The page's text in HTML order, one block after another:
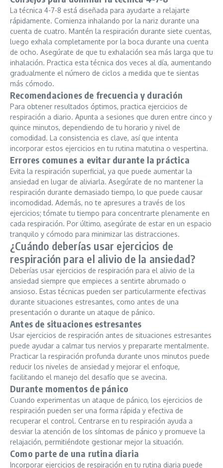
La técnica 4-7-8 está diseñada para ayudarte a relajarte
rápidamente. Comienza inhalando por la nariz durante una
cuenta de cuatro. Mantén la respiración durante siete cuentas,
luego exhala completamente por la boca durante una cuenta
de ocho. Asegúrate de que tu exhalación sea más larga que tu
inhalación. Practica esta técnica dos veces al día, aumentando
gradualmente el número de ciclos a medida que te sientas
más cómodo.
Recomendaciones de frecuencia y duración
Para obtener resultados óptimos, practica ejercicios de
respiración a diario. Apunta a sesiones que duren entre cinco y
quince minutos, dependiendo de tu horario y nivel de
comodidad. La consistencia es clave, así que intenta
incorporar estos ejercicios en tu rutina matutina o vespertina.
Errores comunes a evitar durante la práctica
Evita la respiración superficial, ya que puede aumentar la
ansiedad en lugar de aliviarla. Asegúrate de no mantener la
respiración durante demasiado tiempo, lo que puede causar
incomodidad. Además, no te apresures a través de los
ejercicios; tómate tu tiempo para concentrarte plenamente en
cada respiración. Por último, asegúrate de estar en un espacio
tranquilo y cómodo para minimizar las distracciones.
¿Cuándo deberías usar ejercicios de
respiración para el alivio de la ansiedad?
Deberías usar ejercicios de respiración para el alivio de la
ansiedad siempre que empieces a sentirte abrumado o
ansioso. Estas técnicas pueden ser particularmente efectivas
durante situaciones estresantes, como antes de una
presentación o durante un ataque de pánico.
Antes de situaciones estresantes
Usar ejercicios de respiración antes de situaciones estresantes
puede ayudar a calmar tus nervios y prepararte mentalmente.
Practicar la respiración profunda durante unos minutos puede
reducir los niveles de ansiedad y mejorar el enfoque,
facilitando el manejo del desafío que se avecina.
Durante momentos de pánico
Cuando experimentas un ataque de pánico, los ejercicios de
respiración pueden ser una forma rápida y efectiva de
recuperar el control. Centrarse en tu respiración ayuda a
desviar la atención de los síntomas de pánico y promueve la
relajación, permitiéndote gestionar mejor la situación.
Como parte de una rutina diaria
Incorporar ejercicios de respiración en tu rutina diaria puede